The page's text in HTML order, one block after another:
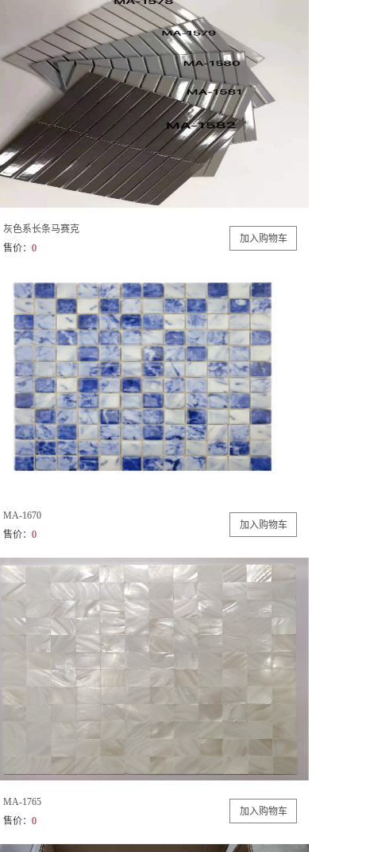
灰色系长条马赛克
售价： 0
MA-1670
售价： 0
MA-1765
售价： 0